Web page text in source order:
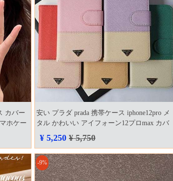
カバー
ホケー
max 高
安い プラダ prada 携帯ケース iphone12pro メ
タル かわいい アイフォーン12プロmax カバ
ー
¥ 5,250 ¥ 5,750
-9%